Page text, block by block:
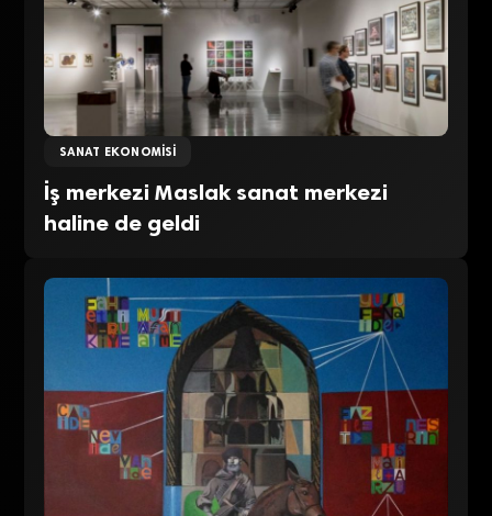
SANAT EKONOMISI
İş merkezi Maslak sanat merkezi
haline de geldi